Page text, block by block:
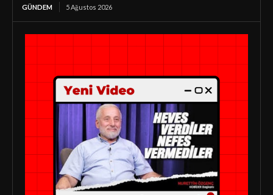
GÜNDEM 5 Ağustos 2026